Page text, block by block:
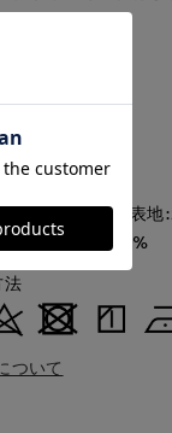
沢店
ットパーク多摩南大沢店
札幌丸井今井
ト・ベージュ)表
リエステル100%
法
ついて